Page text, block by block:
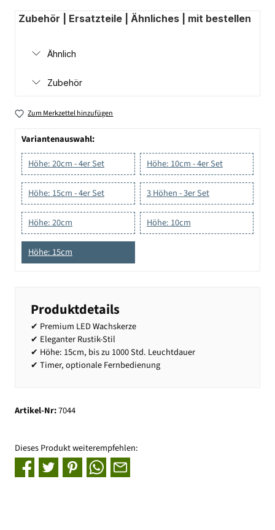
Zubehör | Ersatzteile | Ähnliches | mit bestellen
Ähnlich
Zubehör
Zum Merkzettel hinzufügen
Variantenauswahl:
Höhe: 20cm - 4er Set
Höhe: 10cm - 4er Set
Höhe: 15cm - 4er Set 3 Höhen - 3er Set
Höhe: 20cm Höhe: 10cm
Höhe: 15cm
Produktdetails
✔ Premium LED Wachskerze
✔ Eleganter Rustik-Stil
✔ Höhe: 15cm, bis zu 1000 Std. Leuchtdauer
✔ Timer, optionale Fernbedienung
Artikel-Nr:7044
Dieses Produkt weiterempfehlen: